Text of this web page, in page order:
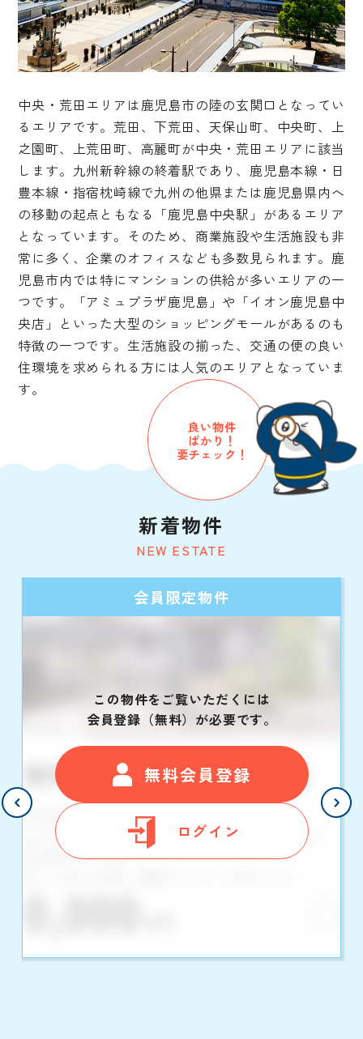
中央・荒田エリアは鹿児島市の陸の玄関口となってい
るエリアです。荒田、下荒田、天保山町、中央町、上
之園町、上荒田町、高麗町が中央・荒田エリアに該当
します。九州新幹線の終着駅であり、鹿児島本線・日
豊本線・指宿枕崎線で九州の他県または鹿児島県内へ
の移動の起点ともなる「鹿児島中央駅」があるエリア
となっています。そのため、商業施設や生活施設も非
常に多く、企業のオフィスなども多数見られます。鹿
児島市内では特にマンションの供給が多いエリアの一
つです。「アミュプラザ鹿児島」や「イオン鹿児島中
央店」といった大型のショッピングモールがあるのも
特徴の一つです。生活施設の揃った、交通の便の良い
住環境を求められる方には人気のエリアとなっていま
す。
NEW ESTATE
新着物件
良い物件
ばかり！
要チェック！
会員限定物件
この物件をご覧いただくには
会員登録（無料）が必要です。
無料会員登録
ログイン